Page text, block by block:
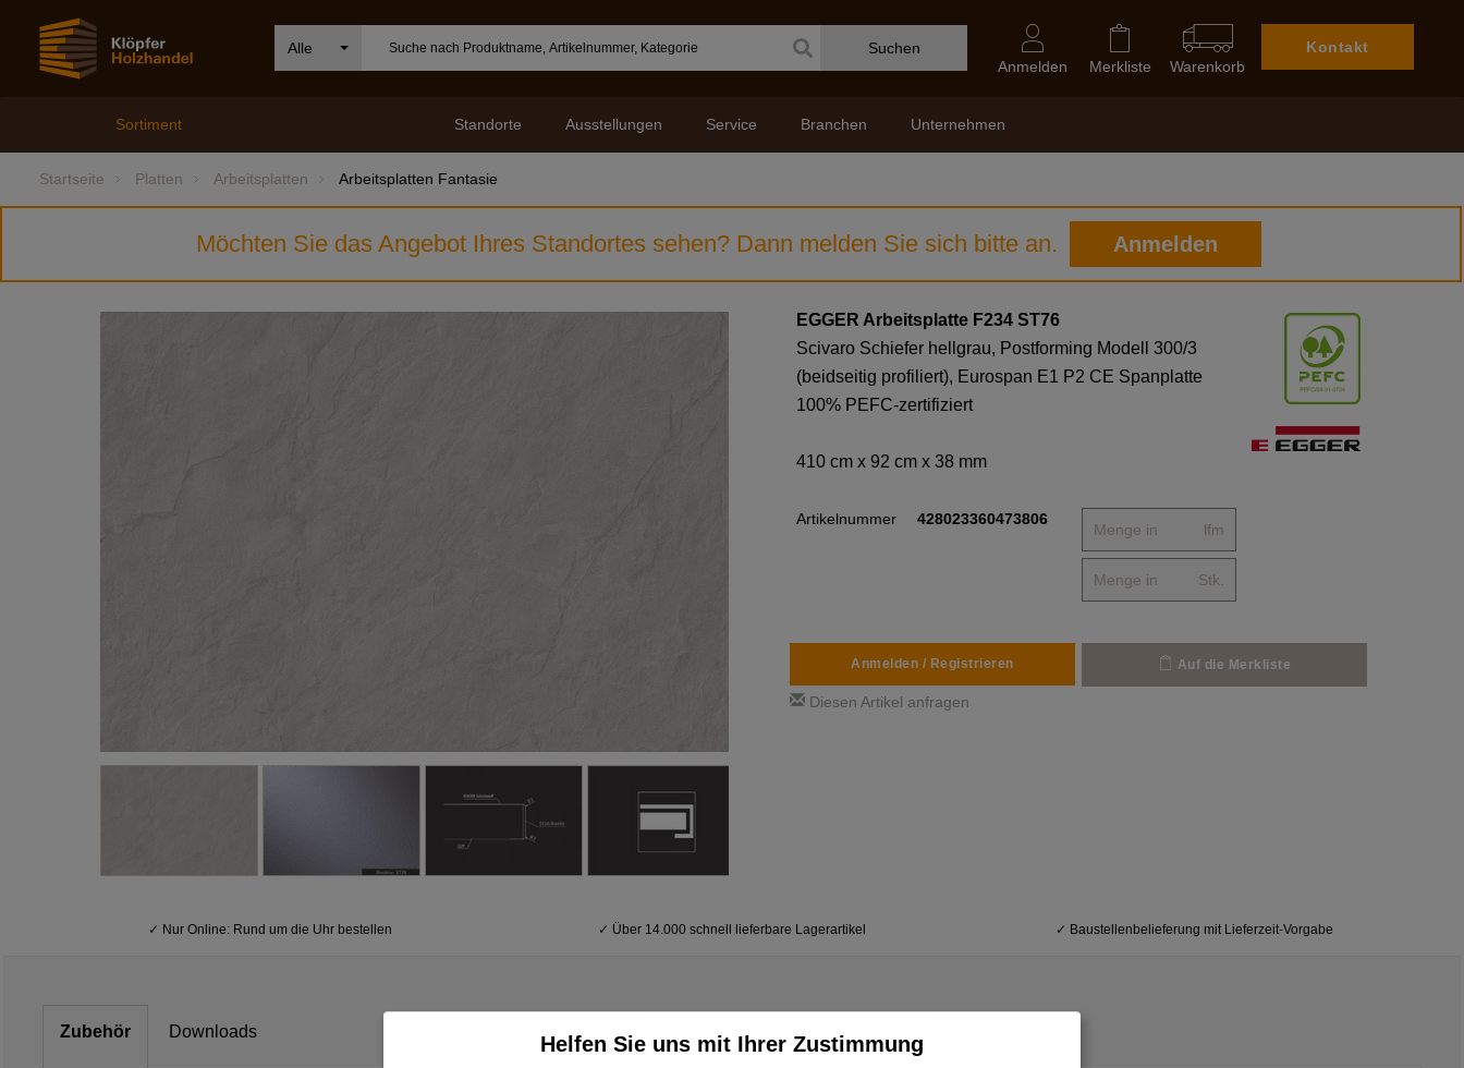
Alle Suchen
Kontakt
Warenkorb
Merkliste
Anmelden
Unternehmen
Branchen
Service
Ausstellungen
Standorte
Sortiment
Startseite Platten Arbeitsplatten Arbeitsplatten Fantasie
Möchten Sie das Angebot Ihres Standortes sehen? Dann melden Sie sich bitte an. Anmelden
EGGER Arbeitsplatte F234 ST76
Scivaro Schiefer hellgrau, Postforming Modell 300/3
(beidseitig profiliert), Eurospan E1 P2 CE Spanplatte
100% PEFC-zertifiziert
410 cm x 92 cm x 38 mm
Artikelnummer 428023360473806
lfm
Stk.
Anmelden / Registrieren Auf die Merkliste
Diesen Artikel anfragen
✓ Nur Online: Rund um die Uhr bestellen ✓ Über 14.000 schnell lieferbare Lagerartikel ✓ Baustellenbelieferung mit Lieferzeit-Vorgabe
Zubehör Downloads
Helfen Sie uns mit Ihrer Zustimmung